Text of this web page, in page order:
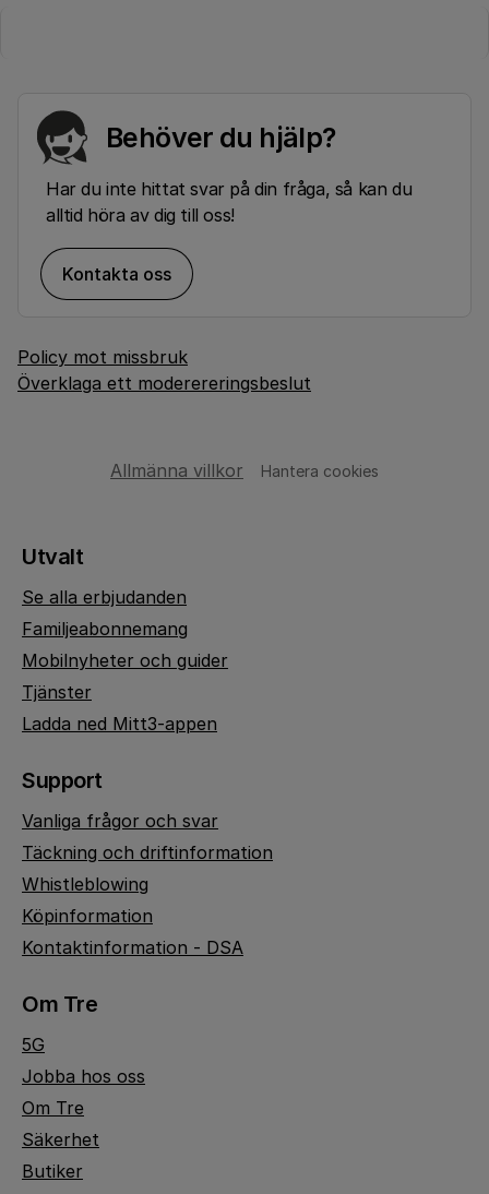
Behöver du hjälp?
Har du inte hittat svar på din fråga, så kan du
alltid höra av dig till oss!
Kontakta oss
Policy mot missbruk
Överklaga ett moderereringsbeslut
Allmänna villkor Hantera cookies
Utvalt
Se alla erbjudanden
Familjeabonnemang
Mobilnyheter och guider
Tjänster
Ladda ned Mitt3-appen
Support
Vanliga frågor och svar
Täckning och driftinformation
Whistleblowing
Köpinformation
Kontaktinformation - DSA
Om Tre
5G
Jobba hos oss
Om Tre
Säkerhet
Butiker